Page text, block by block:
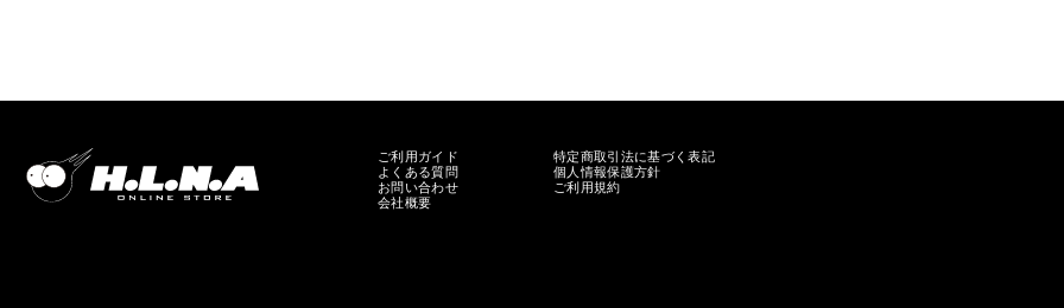
ご利用ガイド
よくある質問
お問い合わせ
会社概要
特定商取引法に基づく表記
個人情報保護方針
ご利用規約